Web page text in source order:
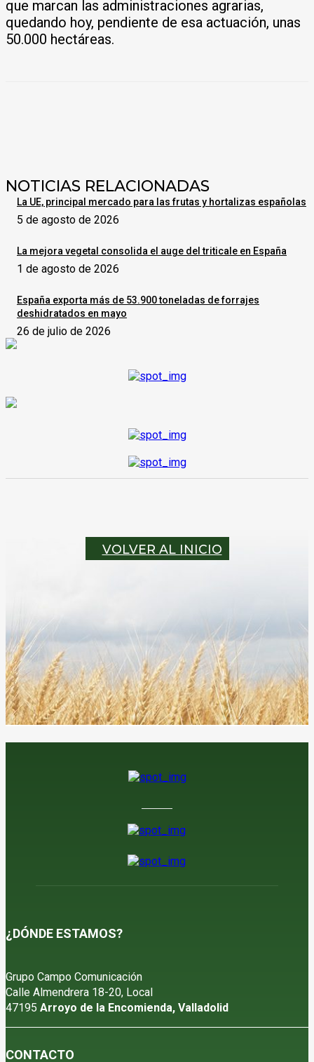
que marcan las administraciones agrarias,
quedando hoy, pendiente de esa actuación, unas
50.000 hectáreas.
NOTICIAS RELACIONADAS
La UE, principal mercado para las frutas y hortalizas españolas
5 de agosto de 2026
La mejora vegetal consolida el auge del triticale en España
1 de agosto de 2026
España exporta más de 53.900 toneladas de forrajes
deshidratados en mayo
26 de julio de 2026
VOLVER AL INICIO
¿DÓNDE ESTAMOS?
Grupo Campo Comunicación
Calle Almendrera 18-20, Local
47195 Arroyo de la Encomienda, Valladolid
CONTACTO